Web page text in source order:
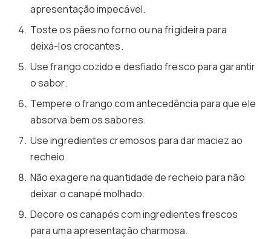
apresentação impecável.
Toste os pães no forno ou na frigideira para
deixá-los crocantes.
Use frango cozido e desfiado fresco para garantir
o sabor.
Tempere o frango com antecedência para que ele
absorva bem os sabores.
Use ingredientes cremosos para dar maciez ao
recheio.
Não exagere na quantidade de recheio para não
deixar o canapé molhado.
Decore os canapés com ingredientes frescos
para uma apresentação charmosa.